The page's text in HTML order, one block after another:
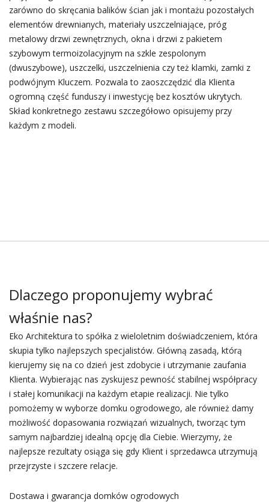
zarówno do skręcania balików ścian jak i montażu pozostałych
elementów drewnianych, materiały uszczelniające, próg
metalowy drzwi zewnętrznych, okna i drzwi z pakietem
szybowym termoizolacyjnym na szkle zespolonym
(dwuszybowe), uszczelki, uszczelnienia czy też klamki, zamki z
podwójnym Kluczem. Pozwala to zaoszczędzić dla Klienta
ogromną część funduszy i inwestycję bez kosztów ukrytych.
Skład konkretnego zestawu szczegółowo opisujemy przy
każdym z modeli.
Dlaczego proponujemy wybrać
właśnie nas?
Eko Architektura to spółka z wieloletnim doświadczeniem, która
skupia tylko najlepszych specjalistów. Główną zasadą, którą
kierujemy się na co dzień jest zdobycie i utrzymanie zaufania
Klienta. Wybierając nas zyskujesz pewność stabilnej współpracy
i stałej komunikacji na każdym etapie realizacji. Nie tylko
pomożemy w wyborze domku ogrodowego, ale również damy
możliwość dopasowania rozwiązań wizualnych, tworząc tym
samym najbardziej idealną opcję dla Ciebie. Wierzymy, że
najlepsze rezultaty osiąga się gdy Klient i sprzedawca utrzymują
przejrzyste i szczere relacje.
Dostawa i gwarancja domków ogrodowych